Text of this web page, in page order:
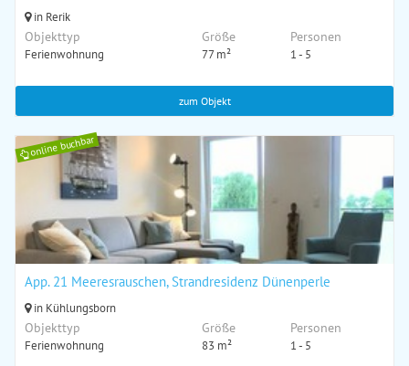
in Rerik
Objekttyp
Ferienwohnung
Größe
77 m²
Personen
1 - 5
zum Objekt
online buchbar
App. 21 Meeresrauschen, Strandresidenz Dünenperle
in Kühlungsborn
Objekttyp
Ferienwohnung
Größe
83 m²
Personen
1 - 5